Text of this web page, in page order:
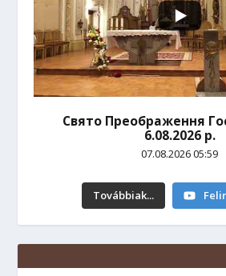
Свято Преображення
6.08.2026 р.
07.08.2026 05:59
Továbbiak...